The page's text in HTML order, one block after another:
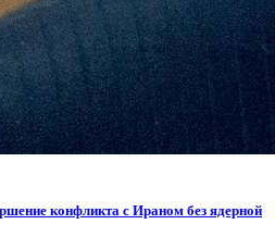
конфликта с Ираном без ядерной